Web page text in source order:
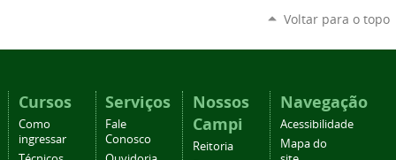
Voltar para o topo
Cursos
Como
ingressar
Serviços
Fale
Conosco
Nossos
Campi
Reitoria
Navegação
Acessibilidade
Mapa do